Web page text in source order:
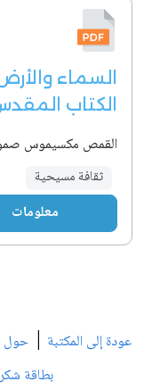
السماء
الكتاب
القمص مكسيموس
ثقافة مسيحية
معلومات
عودة إلى المكتبة | حول
بطاقة